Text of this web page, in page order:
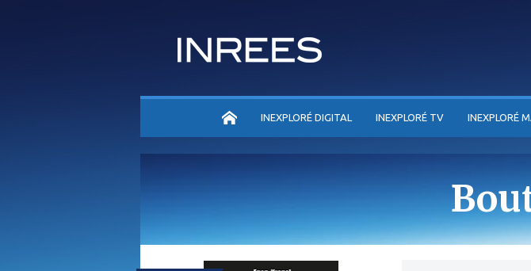
ACCUEILINEXPLORÉ DIGITAL INEXPLORÉ TV INEXPLORÉ